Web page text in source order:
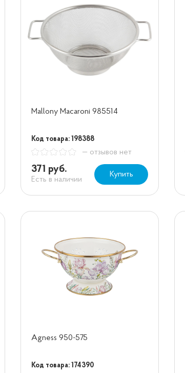
Mallony Macaroni 985514
Код товара: 198388
— отзывов нет
371 руб.
Есть в наличии
Купить
Agness 950-575
Код товара: 174390